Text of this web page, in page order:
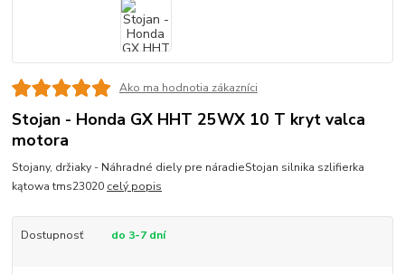
Ako ma hodnotia zákazníci
Stojan - Honda GX HHT 25WX 10 T kryt valca
motora
Stojany, držiaky - Náhradné diely pre náradieStojan silnika szlifierka
kątowa tms23020 celý popis
Dostupnosť do 3-7 dní